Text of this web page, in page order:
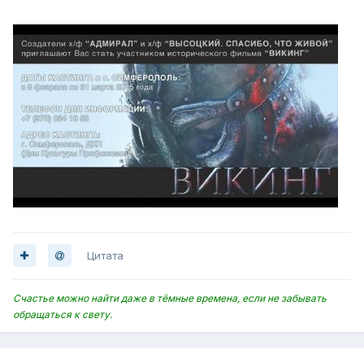
Цитата
Счастье можно найти даже в тёмные времена, если не забывать
обращаться к свету.